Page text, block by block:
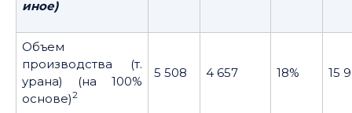
иное)
Объем
производства (т.
урана) (на 100%
основе)2
5 508 4 657 18% 15